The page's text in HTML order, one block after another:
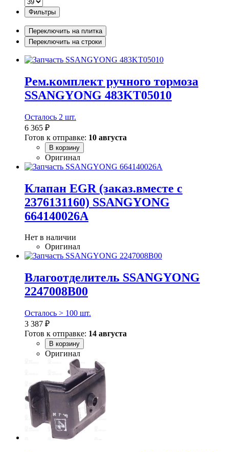
Фильтры
Переключить на плитка
Переключить на строки
Рем.комплект ручного тормоза
SSANGYONG 483KT05010
Осталось 2 шт.
6 365 ₽
Готов к отправке: 10 августа
В корзину
Оригинал
Клапан EGR (заказ.вместе с
2376131160) SSANGYONG
664140026A
Нет в наличии
Оригинал
Влагоотделитель SSANGYONG
2247008B00
Осталось > 100 шт.
3 387 ₽
Готов к отправке: 14 августа
В корзину
Оригинал